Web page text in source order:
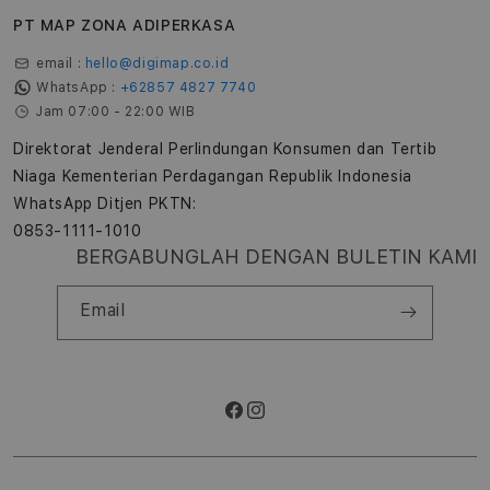
PT MAP ZONA ADIPERKASA
email : hello@digimap.co.id
WhatsApp : +62857 4827 7740
Jam 07:00 - 22:00 WIB
Direktorat Jenderal Perlindungan Konsumen dan Tertib
Niaga Kementerian Perdagangan Republik Indonesia
WhatsApp Ditjen PKTN:
0853-1111-1010
BERGABUNGLAH DENGAN BULETIN KAMI
Email
Facebook
Instagram
pembayaran